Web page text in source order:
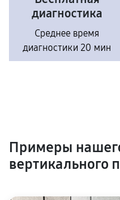
диагностика
Среднее время
диагностики 20 мин
Примеры
вертикального